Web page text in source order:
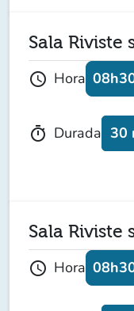
Sala Riviste
schedule Hora
timer Durada 30
Sala Riviste
schedule Hora